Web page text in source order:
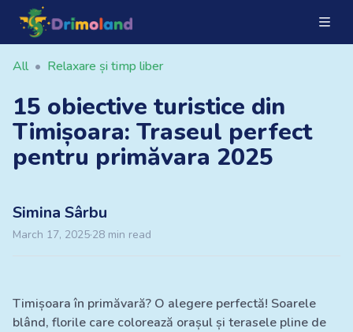
All • Relaxare și timp liber
15 obiective turistice din
Timișoara: Traseul perfect
pentru primăvara 2025
Simina Sârbu
March 17, 2025·28 min read
Timișoara în primăvară? O alegere perfectă! Soarele
blând, florile care colorează orașul și terasele pline de